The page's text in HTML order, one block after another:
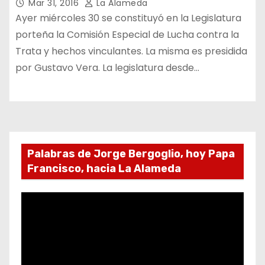
Mar 31, 2016 La Alameda
Ayer miércoles 30 se constituyó en la Legislatura
porteña la Comisión Especial de Lucha contra la
Trata y hechos vinculantes. La misma es presidida
por Gustavo Vera. La legislatura desde…
Palabras de Jorge Bergoglio, hoy Papa
Francisco, hacia La Alameda